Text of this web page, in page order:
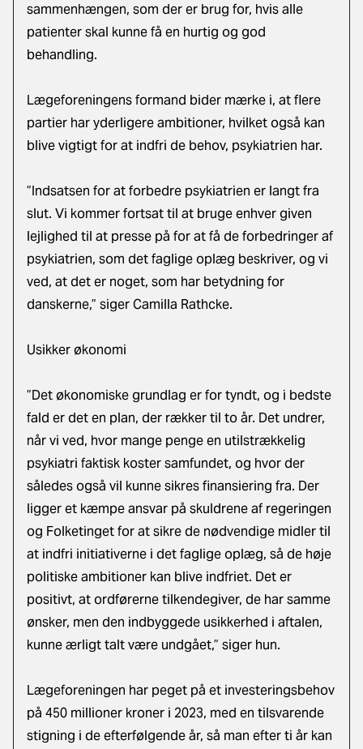
sammenhængen, som der er brug for, hvis alle
patienter skal kunne få en hurtig og god
behandling.
Lægeforeningens formand bider mærke i, at flere
partier har yderligere ambitioner, hvilket også kan
blive vigtigt for at indfri de behov, psykiatrien har.
”Indsatsen for at forbedre psykiatrien er langt fra
slut. Vi kommer fortsat til at bruge enhver given
lejlighed til at presse på for at få de forbedringer af
psykiatrien, som det faglige oplæg beskriver, og vi
ved, at det er noget, som har betydning for
danskerne,” siger Camilla Rathcke.
Usikker økonomi
”Det økonomiske grundlag er for tyndt, og i bedste
fald er det en plan, der rækker til to år. Det undrer,
når vi ved, hvor mange penge en utilstrækkelig
psykiatri faktisk koster samfundet, og hvor der
således også vil kunne sikres finansiering fra. Der
ligger et kæmpe ansvar på skuldrene af regeringen
og Folketinget for at sikre de nødvendige midler til
at indfri initiativerne i det faglige oplæg, så de høje
politiske ambitioner kan blive indfriet. Det er
positivt, at ordførerne tilkendegiver, de har samme
ønsker, men den indbyggede usikkerhed i aftalen,
kunne ærligt talt være undgået,” siger hun.
Lægeforeningen har peget på et investeringsbehov
på 450 millioner kroner i 2023, med en tilsvarende
stigning i de efterfølgende år, så man efter ti år kan